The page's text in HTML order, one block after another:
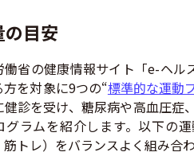
目安
省の健康情報サイト「e-ヘル
方を対象に9つの“標準的な運動
健診を受け、糖尿病や高血圧
グラムを紹介します。以下の
筋トレ）をバランスよく組み合わ